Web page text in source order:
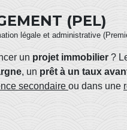
(PEL)
légale et administrative
un projet immobilier ?
, un prêt à un taux
secondaire ou dans une